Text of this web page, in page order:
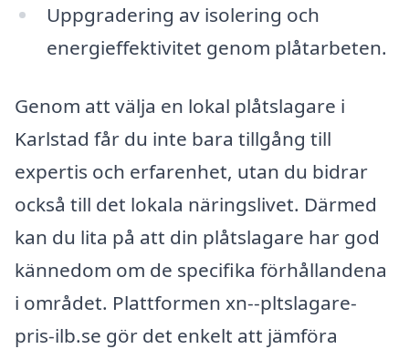
Uppgradering av isolering och
energieffektivitet genom plåtarbeten.
Genom att välja en lokal plåtslagare i
Karlstad får du inte bara tillgång till
expertis och erfarenhet, utan du bidrar
också till det lokala näringslivet. Därmed
kan du lita på att din plåtslagare har god
kännedom om de specifika förhållandena
i området. Plattformen xn--pltslagare-
pris-ilb.se gör det enkelt att jämföra